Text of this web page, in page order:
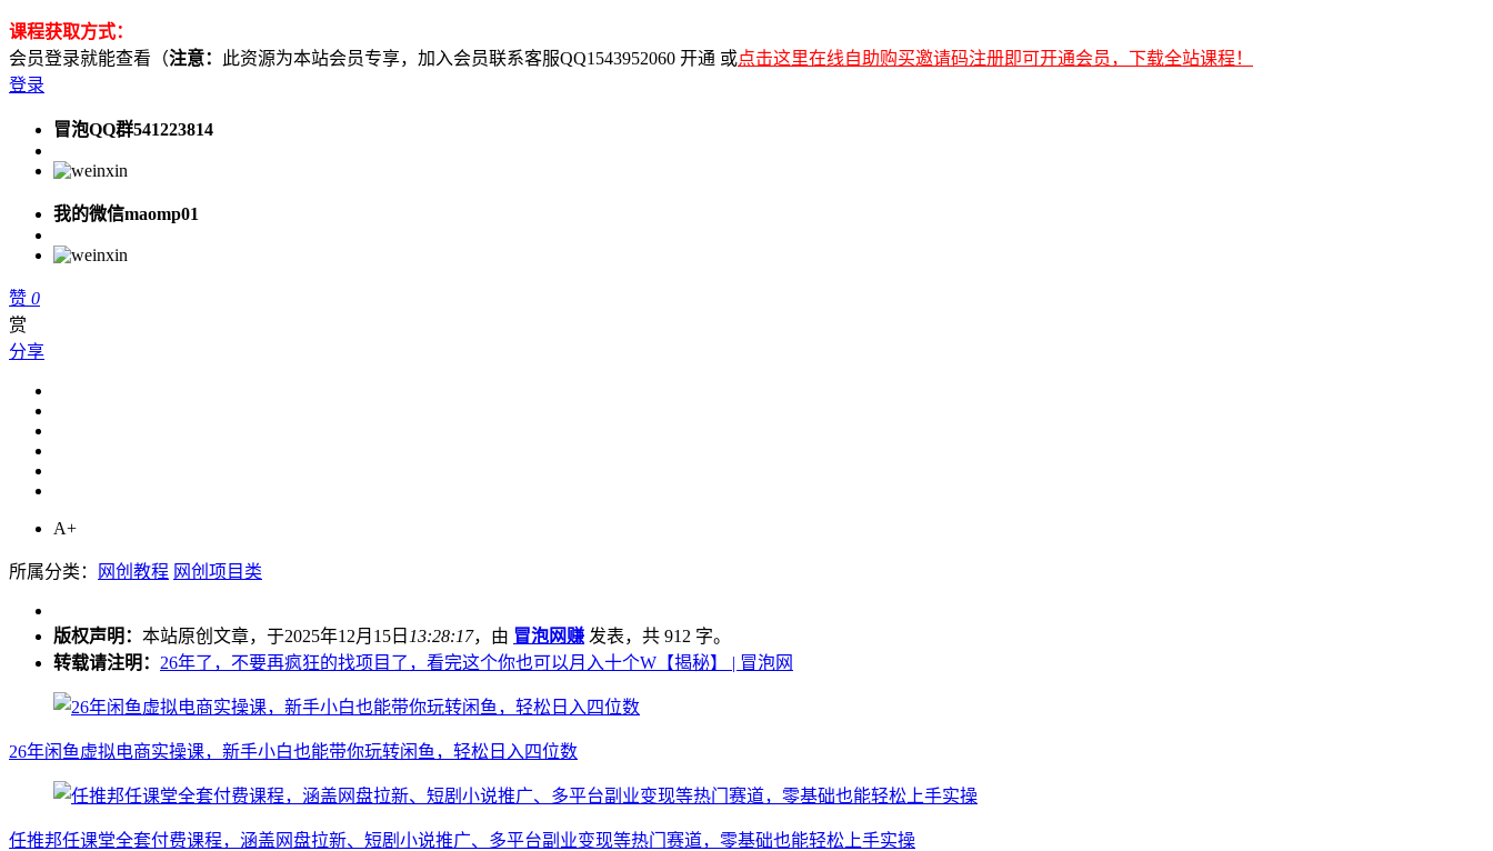
课程获取方式：
会员登录就能查看（注意： 此资源为本站会员专享，加入会员联系客服QQ1543952060 开通 或点击这里在线自助购买邀请码注册即可开通会员，下载全站课程！
登录
冒泡QQ群541223814
我的微信maomp01
赞 0
赏
分享
A+
所属分类： 网创教程 网创项目类
版权声明： 本站原创文章，于2025年12月15日 13:28:17，由 冒泡网赚 发表，共 912 字。
转载请注明： 26年了，不要再疯狂的找项目了，看完这个你也可以月入十个W【揭秘】 | 冒泡网
26年闲鱼虚拟电商实操课，新手小白也能带你玩转闲鱼，轻松日入四位数
任推邦任课堂全套付费课程，涵盖网盘拉新、短剧小说推广、多平台副业变现等热门赛道，零基础也能轻松上手实操